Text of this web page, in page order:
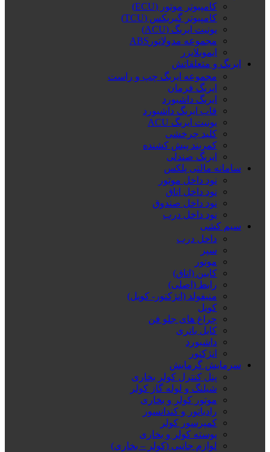
کامپیوتر موتور (ECU)
کامپیوتر گیربکس (TCU)
یونیت ایربگ (ACU)
مجموعه مدولاتورABS
ایموبلایزر
ایربگ و متعلقاتش
مجموعه ایربگ چپ و راست
ایربگ فرمان
ایربگ داشبورد
قاب ایربگ داشبورد
یونیت ایربگ ACU
کلید چرخشی
کمربند پیش کشنده
ایربگ صندلی
سامانه مالتی پلکس
نود داخل موتور
نود داخل اتاق
نود داخل صندوق
نود داخل درب
سیم کشی
داخل درب
سپر
موتور
کابین (اتاق)
رابط (اصلی)
منیفولد (انژکتور- کویل)
کویل
چراغ های جلو فن
کابل باتری
داشبورد
انژکتور
سرمایش گرمایش
پنل کنترل کولر بخاری
شیلنگ و لوله گاز کولر
موتور کولر و بخاری
رادیاتور و کندانسور
کمپرسور کولر
پوسته کولر و بخاری
لوازم جانبی (کولر – بخاری)